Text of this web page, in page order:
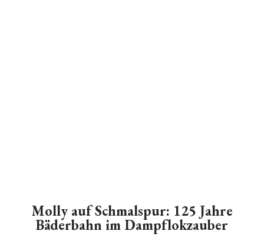
Molly auf Schmalspur: 125 Jahre
Bäderbahn im Dampflokzauber